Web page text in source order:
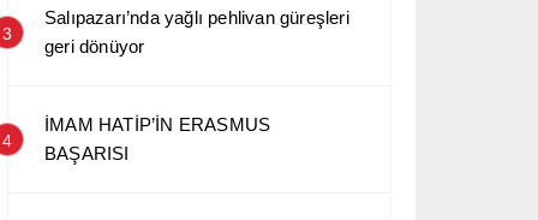
3
Salıpazarı’nda yağlı pehlivan güreşleri
geri dönüyor
4
İMAM HATİP’İN ERASMUS
BAŞARISI